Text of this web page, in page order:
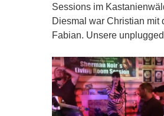
Sessions im
Diesmal war Christian mit
Fabian. Unsere